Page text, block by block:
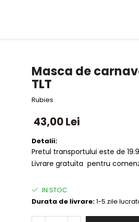
Masca de
TLT
Rubies
43,00 Lei
Detalii:
Pretul transportului este de
Livrare gratuita pentru
IN STOC
Durata de livrare:1-5 zile